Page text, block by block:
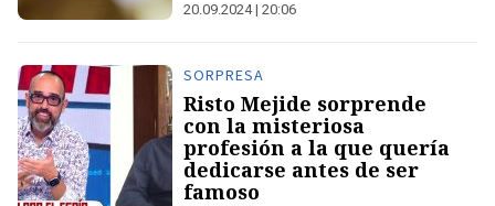
20.09.2024 | 20:06
SORPRESA
Risto Mejide sorprende
con la misteriosa
profesión a la que quería
dedicarse antes de ser
famoso